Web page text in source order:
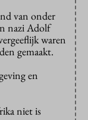
van onder
nazi Adolf
waren
gemaakt.
en
niet is